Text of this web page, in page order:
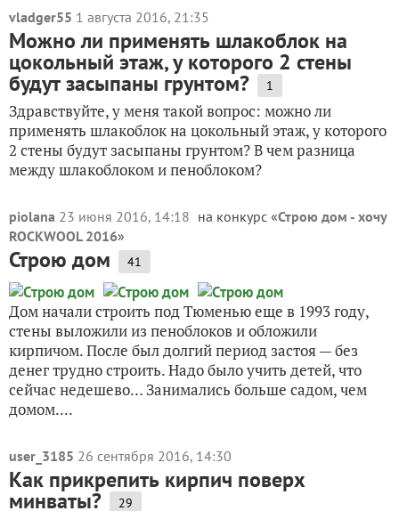
vladger55 1 августа 2016, 21:35
Можно ли применять шлакоблок на
цокольный этаж, у которого 2 стены
будут засыпаны грунтом? 1
Здравствуйте, у меня такой вопрос: можно ли
применять шлакоблок на цокольный этаж, у которого
2 стены будут засыпаны грунтом? В чем разница
между шлакоблоком и пеноблоком?
piolana 23 июня 2016, 14:18 на конкурс «Строю дом - хочу
ROCKWOOL 2016»
Строю дом 41
Дом начали строить под Тюменью еще в 1993 году,
стены выложили из пеноблоков и обложили
кирпичом. После был долгий период застоя — без
денег трудно строить. Надо было учить детей, что
сейчас недешево… Занимались больше садом, чем
домом....
user_3185 26 сентября 2016, 14:30
Как прикрепить кирпич поверх
минваты? 29